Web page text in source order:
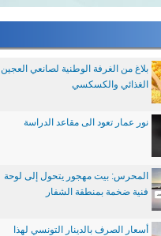
بلاغ من الغرفة الوطنية لصانعي العجين
الغذائي والكسكسي
نور عمار تعود الى مقاعد الدراسة
المحرس: بيت مهجور يتحول إلى لوحة
فنية ضخمة بمنطقة الشفار
أسعار الصرف بالدينار التونسي لهذا